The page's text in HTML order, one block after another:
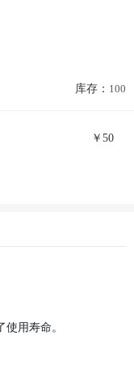
库存： 100
￥ 50
用寿命。